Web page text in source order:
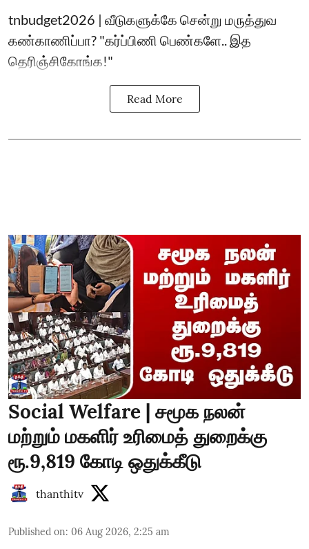
tnbudget2026 | வீடுகளுக்கே சென்று மருத்துவ
கண்காணிப்பா? "கர்ப்பிணி பெண்களே.. இத
தெரிஞ்சிகோங்க!"
Read More
Social Welfare | சமூக நலன்
மற்றும் மகளிர் உரிமைத் துறைக்கு
ரூ.9,819 கோடி ஒதுக்கீடு
thanthitv
Published on: 06 Aug 2026, 2:25 am